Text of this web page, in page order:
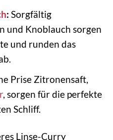
: Sorgfältig
und Knoblauch sorgen
und runden das
Prise Zitronensaft,
, sorgen für die perfekte
Schliff.
Linse-Curry